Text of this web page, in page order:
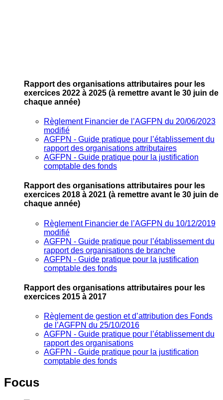
Rapport des organisations attributaires pour les
exercices 2022 à 2025 (à remettre avant le 30 juin de
chaque année)
Règlement Financier de l’AGFPN du 20/06/2023
modifié
AGFPN ‐ Guide pratique pour l’établissement du
rapport des organisations attributaires
AGFPN ‐ Guide pratique pour la justification
comptable des fonds
Rapport des organisations attributaires pour les
exercices 2018 à 2021 (à remettre avant le 30 juin de
chaque année)
Règlement Financier de l’AGFPN du 10/12/2019
modifié
AGFPN ‐ Guide pratique pour l’établissement du
rapport des organisations de branche
AGFPN ‐ Guide pratique pour la justification
comptable des fonds
Rapport des organisations attributaires pour les
exercices 2015 à 2017
Règlement de gestion et d’attribution des Fonds
de l’AGFPN du 25/10/2016
AGFPN ‐ Guide pratique pour l’établissement du
rapport des organisations
AGFPN ‐ Guide pratique pour la justification
comptable des fonds
Focus